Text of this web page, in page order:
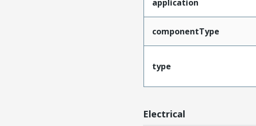
application
componentType
type
Electrical